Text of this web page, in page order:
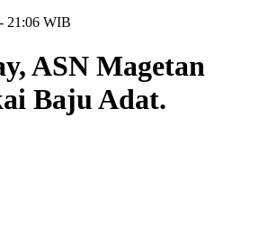
21:06 WIB
ASN Magetan
Baju Adat.